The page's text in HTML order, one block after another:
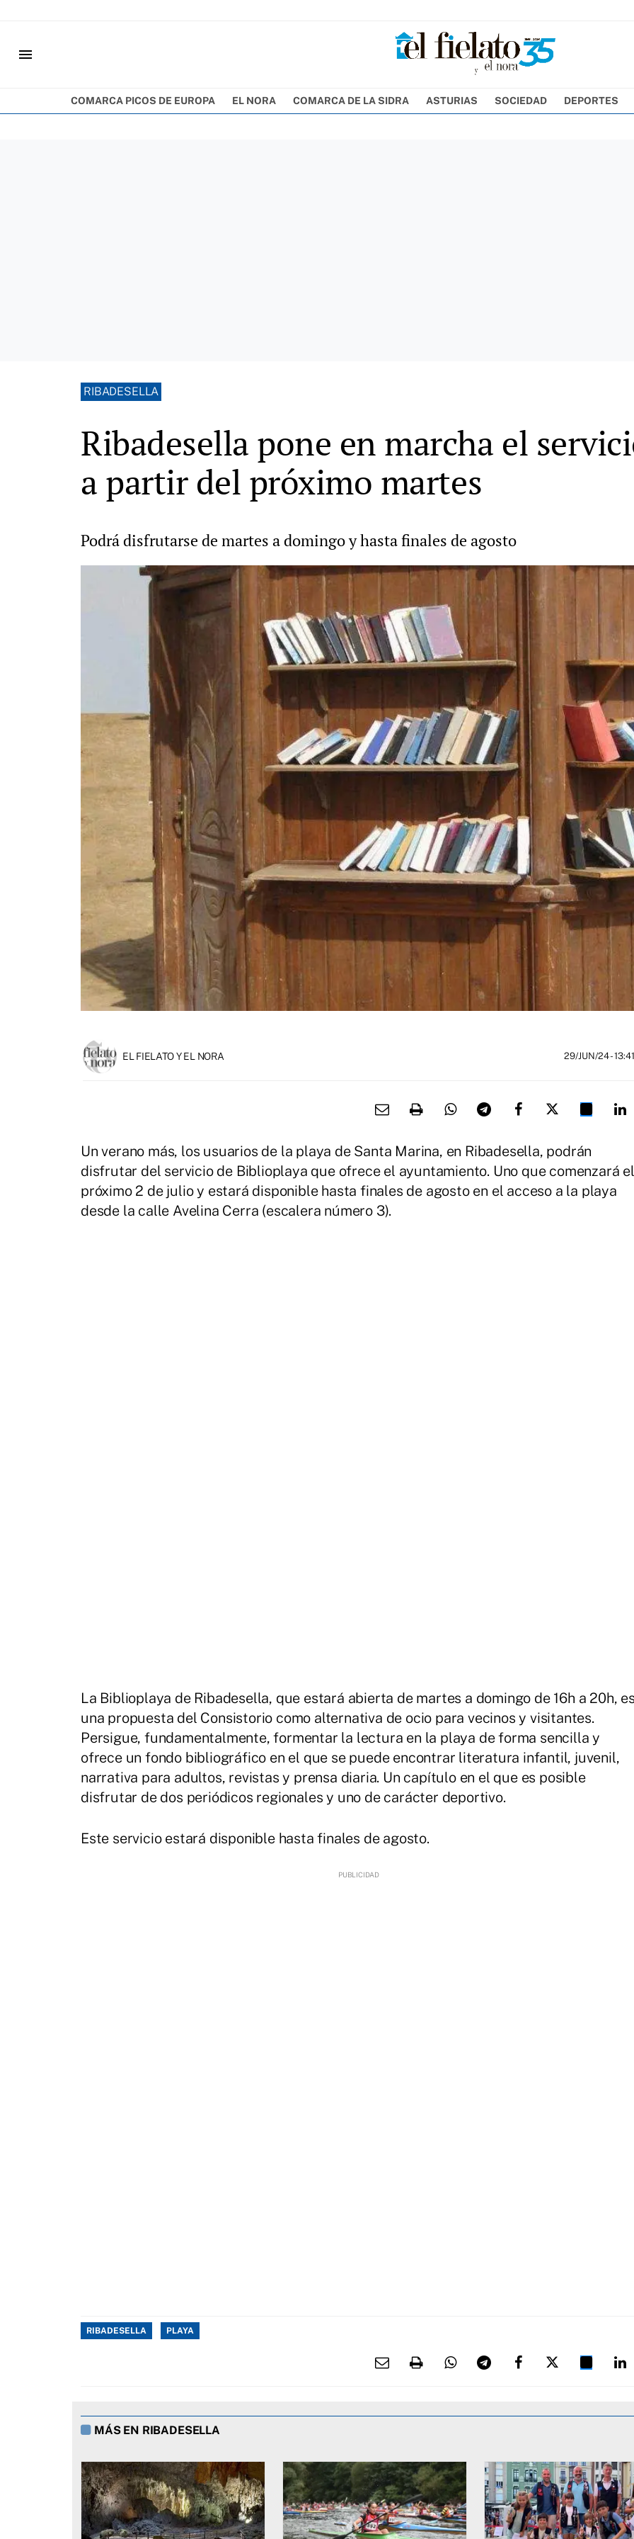
menu
COMARCA PICOS DE EUROPA EL NORA COMARCA DE LA SIDRA ASTURIAS SOCIEDAD DEPORTES
RIBADESELLA
Ribadesella pone en marcha el
a partir del próximo martes
Podrá disfrutarse de martes a domingo y hasta finales de agosto
EL FIELATO Y EL NORA 29/JUN/24- 13:41
Un verano más, los usuarios de la playa de Santa Marina, en Ribadesella, podrán
disfrutar del servicio de Biblioplaya que ofrece el ayuntamiento. Uno que comenzará el
próximo 2 de julio y estará disponible hasta finales de agosto en el acceso a la playa
desde la calle Avelina Cerra (escalera número 3).
La Biblioplaya de Ribadesella, que estará abierta de martes a domingo de 16h a 20h,
una propuesta del Consistorio como alternativa de ocio para vecinos y visitantes.
Persigue, fundamentalmente, formentar la lectura en la playa de forma sencilla y
ofrece un fondo bibliográfico en el que se puede encontrar literatura infantil, juvenil,
narrativa para adultos, revistas y prensa diaria. Un capítulo en el que es posible
disfrutar de dos periódicos regionales y uno de carácter deportivo.
Este servicio estará disponible hasta finales de agosto.
RIBADESELLA PLAYA
MÁS EN RIBADESELLA